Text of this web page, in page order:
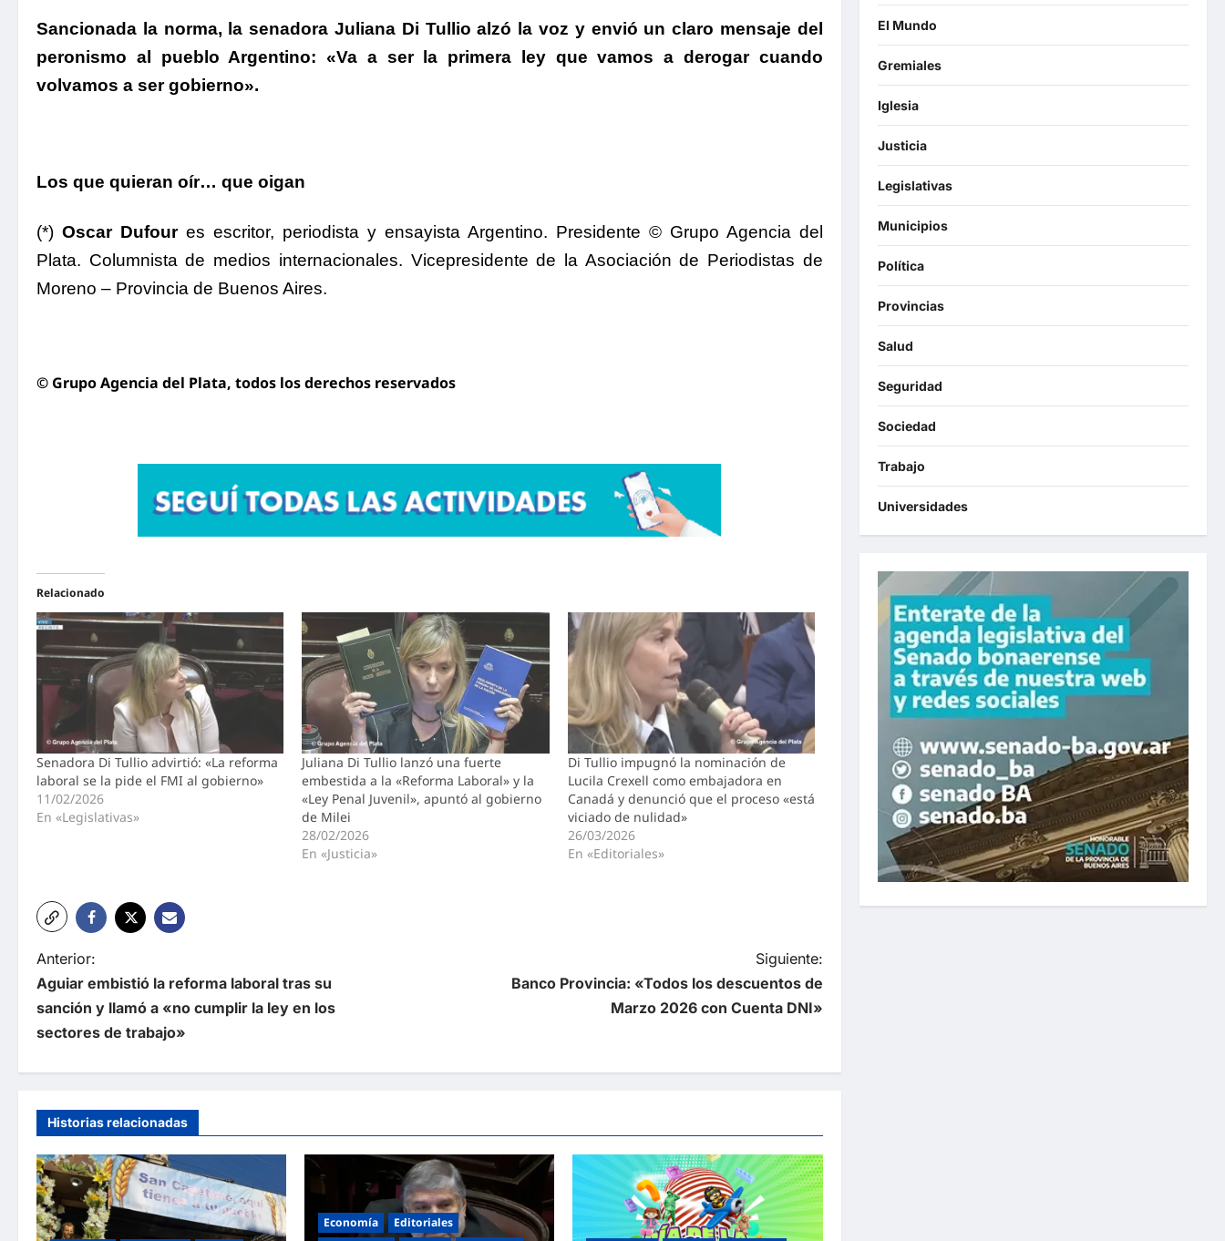
Sancionada la norma, la senadora Juliana Di Tullio alzó la voz y envió un claro mensaje del
peronismo al pueblo Argentino: «Va a ser la primera ley que vamos a derogar cuando
volvamos a ser gobierno».
Los que quieran oír… que oigan
(*) Oscar Dufour es escritor, periodista y ensayista Argentino. Presidente © Grupo Agencia del
Plata. Columnista de medios internacionales. Vicepresidente de la Asociación de Periodistas de
Moreno – Provincia de Buenos Aires.
© Grupo Agencia del Plata, todos los derechos reservados
Relacionado
Senadora Di Tullio advirtió: «La reforma
laboral se la pide el FMI al gobierno»
11/02/2026
En «Legislativas»
Juliana Di Tullio lanzó una fuerte
embestida a la «Reforma Laboral» y la
«Ley Penal Juvenil», apuntó al gobierno
de Milei
28/02/2026
En «Justicia»
Di Tullio impugnó la nominación de
Lucila Crexell como embajadora en
Canadá y denunció que el proceso «está
viciado de nulidad»
26/03/2026
En «Editoriales»
N
a
v
c
i
ó
Anterior:
Aguiar embistió la reforma laboral tras su
sanción y llamó a «no cumplir la ley en los
sectores de trabajo»
Siguiente:
Banco Provincia: «Todos los descuentos de
Marzo 2026 con Cuenta DNI»
Historias relacionadas
Economía
Editoriales
El Mundo
Gremiales
Iglesia
Justicia
Legislativas
Municipios
Política
Provincias
Salud
Seguridad
Sociedad
Trabajo
Universidades